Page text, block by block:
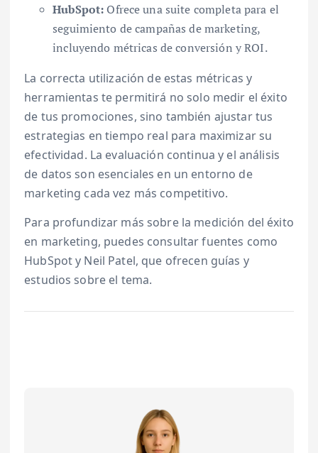
HubSpot: Ofrece una suite completa para el
seguimiento de campañas de marketing,
incluyendo métricas de conversión y ROI.
La correcta utilización de estas métricas y
herramientas te permitirá no solo medir el éxito
de tus promociones, sino también ajustar tus
estrategias en tiempo real para maximizar su
efectividad. La evaluación continua y el análisis
de datos son esenciales en un entorno de
marketing cada vez más competitivo.
Para profundizar más sobre la medición del éxito
en marketing, puedes consultar fuentes como
HubSpot y Neil Patel, que ofrecen guías y
estudios sobre el tema.